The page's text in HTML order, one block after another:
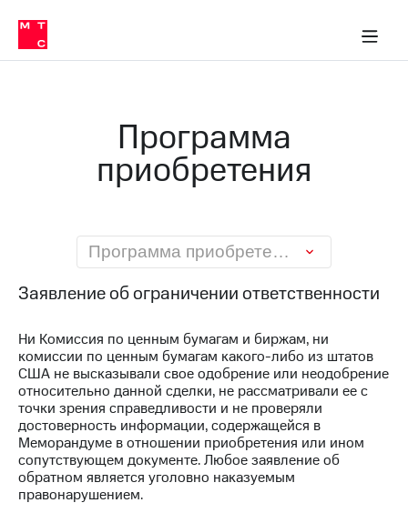
Медиа-центр
и акционерам
Устойчивое развитие
Комплаенс и деловая этика
компании
Карьера
История
региона
Правовая
информация
Контакты
Медиа-центр
Пресс-
релизы
МТС
о технологиях
Достижения
Пресс-
релизы
Программа
приобретения
Программа приобретения
Заявление об ограничении ответственности
Ни Комиссия по ценным бумагам и биржам, ни
комиссии по ценным бумагам какого-либо из штатов
США не высказывали свое одобрение или неодобрение
относительно данной сделки, не рассматривали ее с
точки зрения справедливости и не проверяли
достоверность информации, содержащейся в
Меморандуме в отношении приобретения или ином
сопутствующем документе. Любое заявление об
обратном является уголовно наказуемым
правонарушением.